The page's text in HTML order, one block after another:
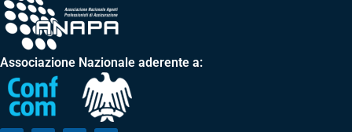
Associazione Nazionale aderente a: